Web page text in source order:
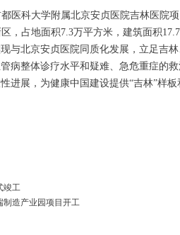
医科大学附属北京安贞医院吉林医院项
，占地面积7.3万平方米，建筑面积
与北京安贞医院同质化发展，立足吉
病整体诊疗水平和疑难、急危重症的
进展，为健康中国建设提供“吉林”样板
竣工
制造产业园项目开工